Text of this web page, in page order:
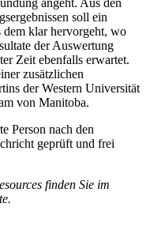
soll ein
dem klar hervorgeht, wo
der Auswertung
Zeit ebenfalls erwartet.
zusätzlichen
der Western Universität
von Manitoba.
Person nach den
geprüft und frei
finden Sie im